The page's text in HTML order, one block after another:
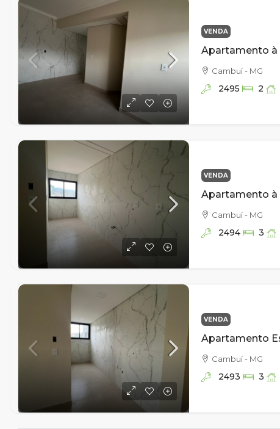
VENDA
Cambuí - MG
2495 2
VENDA
Cambuí - MG
2494 3
VENDA
Cambuí - MG
2493 3